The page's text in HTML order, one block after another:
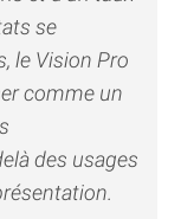
se
le Vision Pro
comme un
des usages